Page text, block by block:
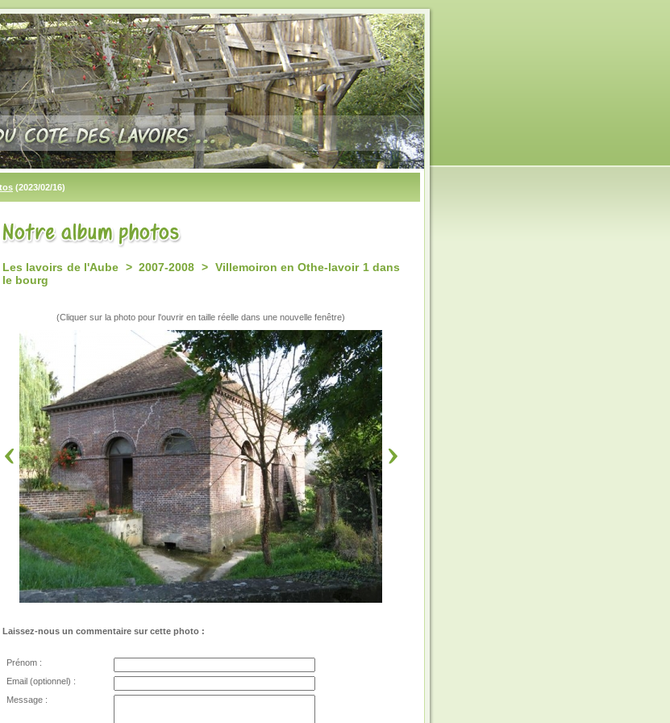
(2023/02/16)
Les lavoirs de l'Aube > 2007-2008 > Villemoiron en Othe-lavoir 1 dans
le bourg
(Cliquer sur la photo pour l'ouvrir en taille réelle dans une nouvelle fenêtre)
Laissez-nous un commentaire sur cette photo :
Prénom :
Email (optionnel) :
Message :